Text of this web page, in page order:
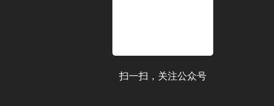
扫一扫，关注公众号